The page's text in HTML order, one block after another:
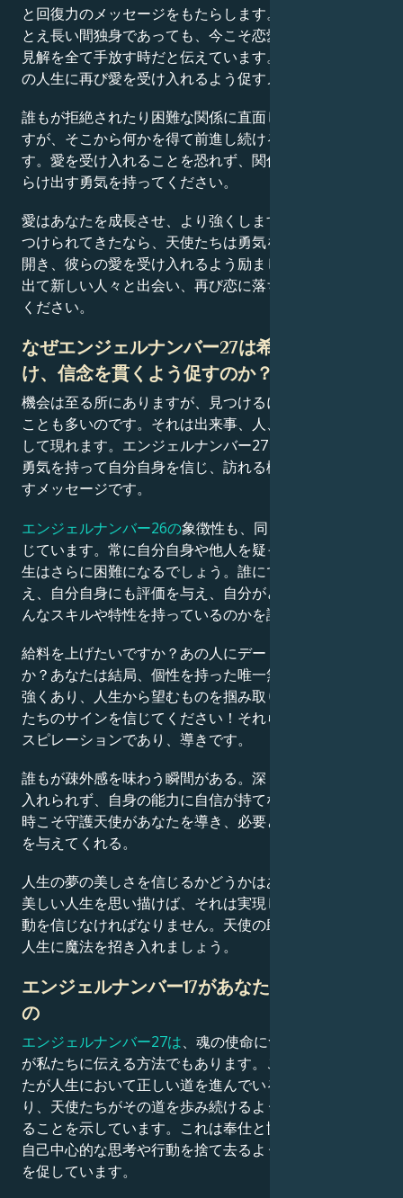
と回復力のメッセージをもたらします。天使たちは、た
とえ長い間独身であっても、今こそ恋愛に対する有害な
見解を全て手放す時だと伝えています。これは、あなた
の人生に再び愛を受け入れるよう促すメッセージです。
誰もが拒絶されたり困難な関係に直面した経験がありま
すが、そこから何かを得て前進し続けることが重要で
す。愛を受け入れることを恐れず、関係の中で自分をさ
らけ出す勇気を持ってください。
愛はあなたを成長させ、より強くします。何度も心を傷
つけられてきたなら、天使たちは勇気を出して再び心を
開き、彼らの愛を受け入れるよう励ましています。外に
出て新しい人々と出会い、再び恋に落ちる勇気を持って
ください。
なぜエンジェルナンバー27は希望を持ち続
け、信念を貫くよう促すのか？
機会は至る所にありますが、見つけるには努力が必要な
ことも多いのです。それは出来事、人、状況、物などと
して現れます。エンジェルナンバー27を見ることは、
勇気を持って自分自身を信じ、訪れる機会を掴むよう促
すメッセージです。
エンジェルナンバー26の象徴性も、同じ解決方法を信
じています。常に自分自身や他人を疑っているなら、人
生はさらに困難になるでしょう。誰にでもチャンスを与
え、自分自身にも評価を与え、自分がどんな人間で、ど
んなスキルや特性を持っているのかを認めましょう。
給料を上げたいですか？あの人にデートに誘いたいです
か？あなたは結局、個性を持った唯一無二の存在です。
強くあり、人生から望むものを掴み取りましょう。天使
たちのサインを信じてください！それらはあなたのイン
スピレーションであり、導きです。
誰もが疎外感を味わう瞬間がある。深く自分を愛し受け
入れられず、自身の能力に自信が持てない時だ。そんな
時こそ守護天使があなたを導き、必要とする全ての支え
を与えてくれる。
人生の夢の美しさを信じるかどうかはあなた次第です。
美しい人生を思い描けば、それは実現します。自分の行
動を信じなければなりません。天使の助言に耳を傾け、
人生に魔法を招き入れましょう。
エンジェルナンバー17があなたに意味するも
の
エンジェルナンバー27は、魂の使命について天使たち
が私たちに伝える方法でもあります。この数字は、あな
たが人生において正しい道を進んでいることの証であ
り、天使たちがその道を歩み続けるよう導き、助けてい
ることを示しています。これは奉仕と協力の数字です。
自己中心的な思考や行動を捨て去るよう、あなたに挑戦
を促しています。